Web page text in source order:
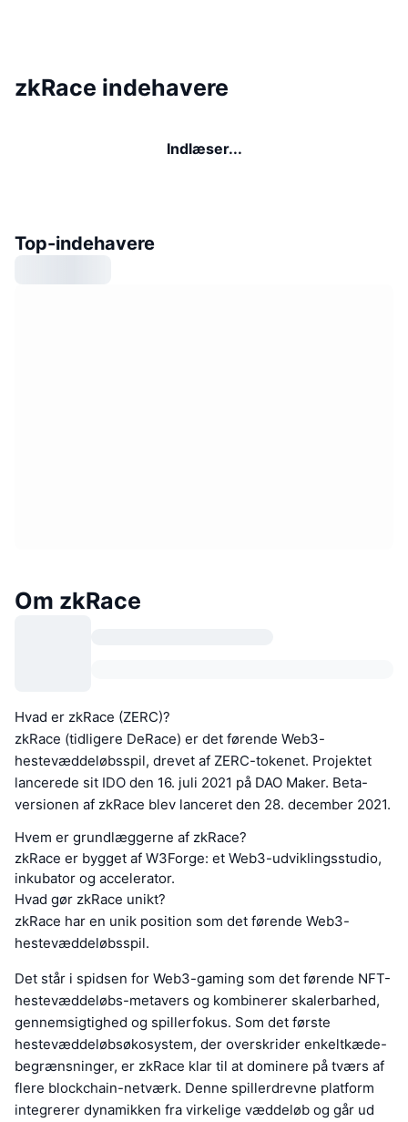
zkRace indehavere
Indlæser...
Top-indehavere
Om zkRace
Hvad er zkRace (ZERC)?
zkRace (tidligere DeRace) er det førende Web3-
hestevæddeløbsspil, drevet af ZERC-tokenet. Projektet
lancerede sit IDO den 16. juli 2021 på DAO Maker. Beta-
versionen af zkRace blev lanceret den 28. december 2021.
Hvem er grundlæggerne af zkRace?
zkRace er bygget af W3Forge: et Web3-udviklingsstudio,
inkubator og accelerator.
Hvad gør zkRace unikt?
zkRace har en unik position som det førende Web3-
hestevæddeløbsspil.
Det står i spidsen for Web3-gaming som det førende NFT-
hestevæddeløbs-metavers og kombinerer skalerbarhed,
gennemsigtighed og spillerfokus. Som det første
hestevæddeløbsøkosystem, der overskrider enkeltkæde-
begrænsninger, er zkRace klar til at dominere på tværs af
flere blockchain-netværk. Denne spillerdrevne platform
integrerer dynamikken fra virkelige væddeløb og går ud